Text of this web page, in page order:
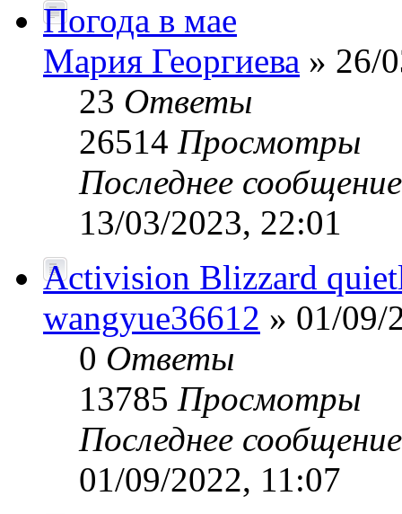
Погода в мае
Мария Георгиева » 26/
23 Ответы
26514 Просмотры
Последнее
13/03/2023, 22:01
Activision Blizzard
wangyue36612 » 01/09/
0 Ответы
13785 Просмотры
Последнее
01/09/2022, 11:07